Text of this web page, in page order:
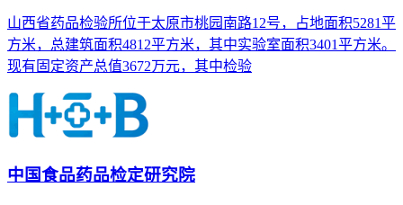
山西省药品检验所位于太原市桃园南路12号，占地面积5281平
方米，总建筑面积4812平方米，其中实验室面积3401平方米。
现有固定资产总值3672万元，其中检验
中国食品药品检定研究院